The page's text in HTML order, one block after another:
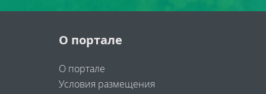
О портале
О портале
Условия размещения